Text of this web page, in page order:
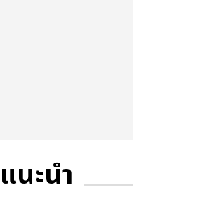
แนะนำ